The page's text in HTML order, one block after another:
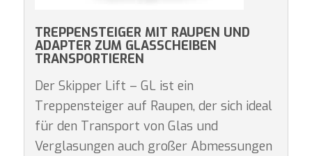
TREPPENSTEIGER MIT RAUPEN UND
ADAPTER ZUM GLASSCHEIBEN
TRANSPORTIEREN
Der Skipper Lift – GL ist ein
Treppensteiger auf Raupen, der sich ideal
für den Transport von Glas und
Verglasungen auch großer Abmessungen